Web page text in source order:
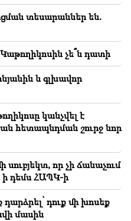
Նաթան սրբազանը՝
մասին
ին տուգանել են
ռուբլու
Հայաստան
Մուրադ
միլիոն 454 հազար
տեսարաններ են.
չե՞ն դատի
և գլխավոր
կանչվել է
հետապնդման շուրջ նոր
սուբյեկտ, որ չի ճանաչում
ի դեմս ՀԱՊԿ-ի
դուք մի խոսեք
մասին